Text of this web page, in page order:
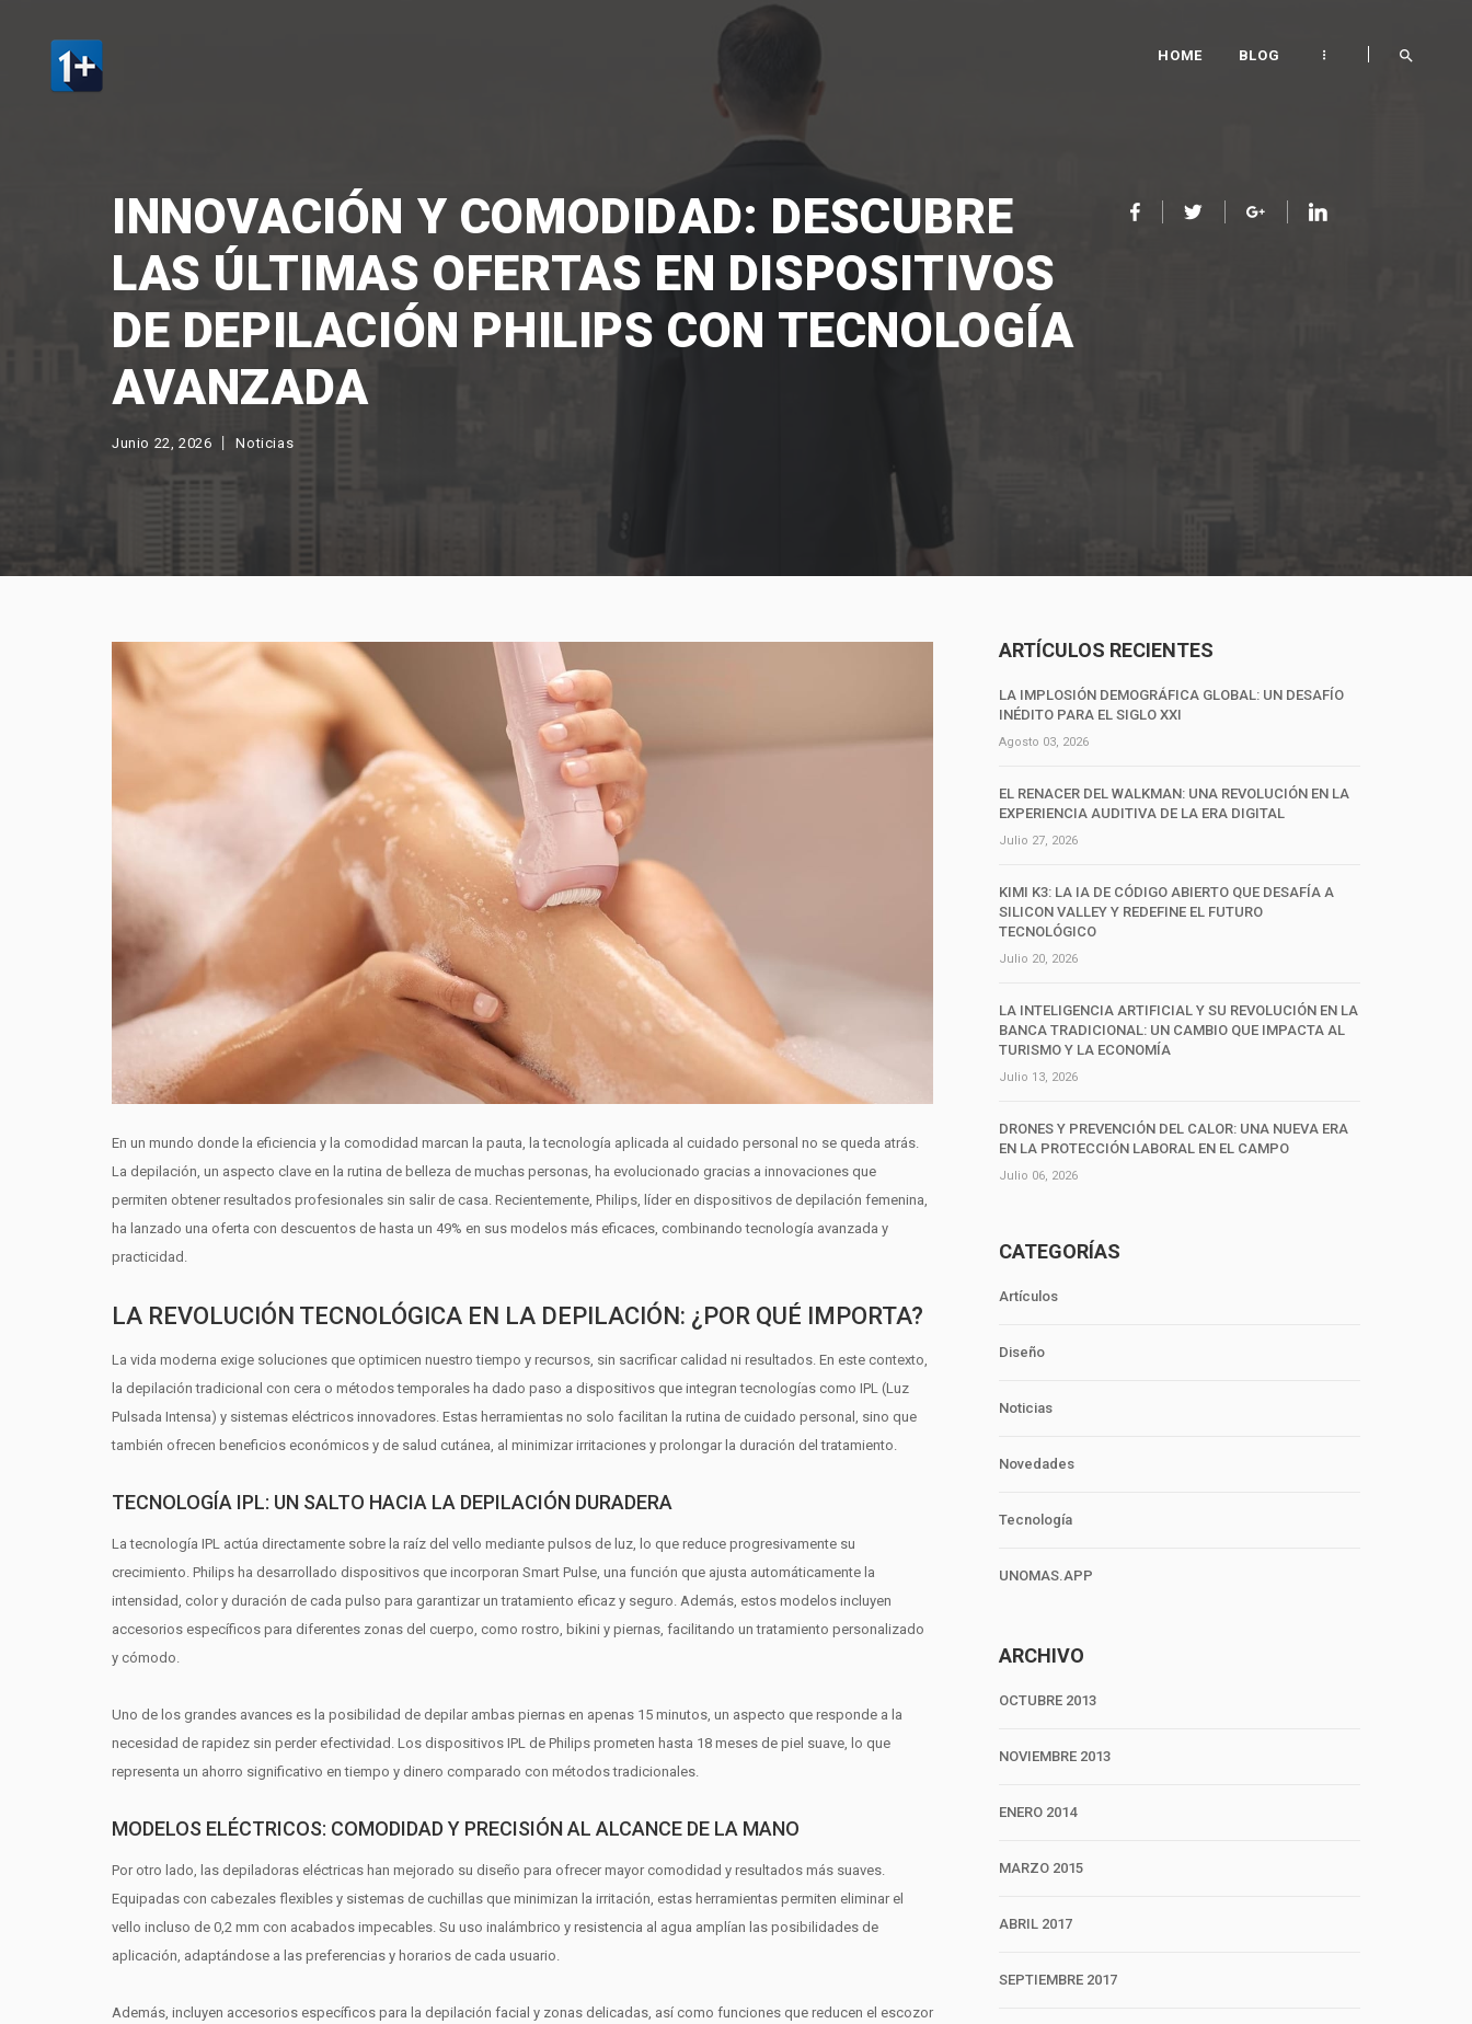
INNOVACIÓN Y COMODIDAD: DESCUBRE
LAS ÚLTIMAS OFERTAS EN DISPOSITIVOS
DE DEPILACIÓN PHILIPS CON TECNOLOGÍA
AVANZADA
Junio 22, 2026 Noticias
HOME BLOG
En un mundo donde la eficiencia y la comodidad marcan la pauta, la tecnología aplicada al cuidado personal no se queda atrás.
La depilación, un aspecto clave en la rutina de belleza de muchas personas, ha evolucionado gracias a innovaciones que
permiten obtener resultados profesionales sin salir de casa. Recientemente, Philips, líder en dispositivos de depilación femenina,
ha lanzado una oferta con descuentos de hasta un 49% en sus modelos más eficaces, combinando tecnología avanzada y
practicidad.
LA REVOLUCIÓN TECNOLÓGICA EN LA DEPILACIÓN: ¿POR QUÉ IMPORTA?
La vida moderna exige soluciones que optimicen nuestro tiempo y recursos, sin sacrificar calidad ni resultados. En este contexto,
la depilación tradicional con cera o métodos temporales ha dado paso a dispositivos que integran tecnologías como IPL (Luz
Pulsada Intensa) y sistemas eléctricos innovadores. Estas herramientas no solo facilitan la rutina de cuidado personal, sino que
también ofrecen beneficios económicos y de salud cutánea, al minimizar irritaciones y prolongar la duración del tratamiento.
TECNOLOGÍA IPL: UN SALTO HACIA LA DEPILACIÓN DURADERA
La tecnología IPL actúa directamente sobre la raíz del vello mediante pulsos de luz, lo que reduce progresivamente su
crecimiento. Philips ha desarrollado dispositivos que incorporan Smart Pulse, una función que ajusta automáticamente la
intensidad, color y duración de cada pulso para garantizar un tratamiento eficaz y seguro. Además, estos modelos incluyen
accesorios específicos para diferentes zonas del cuerpo, como rostro, bikini y piernas, facilitando un tratamiento personalizado
y cómodo.
Uno de los grandes avances es la posibilidad de depilar ambas piernas en apenas 15 minutos, un aspecto que responde a la
necesidad de rapidez sin perder efectividad. Los dispositivos IPL de Philips prometen hasta 18 meses de piel suave, lo que
representa un ahorro significativo en tiempo y dinero comparado con métodos tradicionales.
MODELOS ELÉCTRICOS: COMODIDAD Y PRECISIÓN AL ALCANCE DE LA MANO
Por otro lado, las depiladoras eléctricas han mejorado su diseño para ofrecer mayor comodidad y resultados más suaves.
Equipadas con cabezales flexibles y sistemas de cuchillas que minimizan la irritación, estas herramientas permiten eliminar el
vello incluso de 0,2 mm con acabados impecables. Su uso inalámbrico y resistencia al agua amplían las posibilidades de
aplicación, adaptándose a las preferencias y horarios de cada usuario.
Además, incluyen accesorios específicos para la depilación facial y zonas delicadas, así como funciones que reducen el escozor
ARTÍCULOS RECIENTES
LA IMPLOSIÓN DEMOGRÁFICA GLOBAL: UN DESAFÍO
INÉDITO PARA EL SIGLO XXI
Agosto 03, 2026
EL RENACER DEL WALKMAN: UNA REVOLUCIÓN EN LA
EXPERIENCIA AUDITIVA DE LA ERA DIGITAL
Julio 27, 2026
KIMI K3: LA IA DE CÓDIGO ABIERTO QUE DESAFÍA A
SILICON VALLEY Y REDEFINE EL FUTURO
TECNOLÓGICO
Julio 20, 2026
LA INTELIGENCIA ARTIFICIAL Y SU REVOLUCIÓN EN LA
BANCA TRADICIONAL: UN CAMBIO QUE IMPACTA AL
TURISMO Y LA ECONOMÍA
Julio 13, 2026
DRONES Y PREVENCIÓN DEL CALOR: UNA NUEVA ERA
EN LA PROTECCIÓN LABORAL EN EL CAMPO
Julio 06, 2026
CATEGORÍAS
Artículos
Diseño
Noticias
Novedades
Tecnología
UNOMAS.APP
ARCHIVO
OCTUBRE 2013
NOVIEMBRE 2013
ENERO 2014
MARZO 2015
ABRIL 2017
SEPTIEMBRE 2017